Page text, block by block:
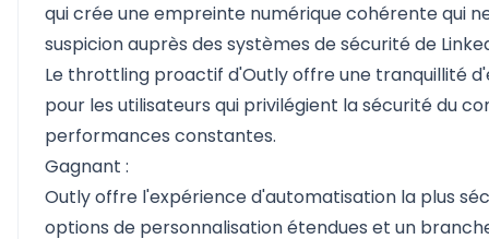
qui crée une empreinte numérique cohérente qui
suspicion auprès des systèmes de sécurité de
Le throttling proactif d'Outly offre une tranquillité
pour les utilisateurs qui privilégient la sécurité du
performances constantes.
Gagnant :
Outly offre l'expérience d'automatisation la plus
options de personnalisation étendues et un